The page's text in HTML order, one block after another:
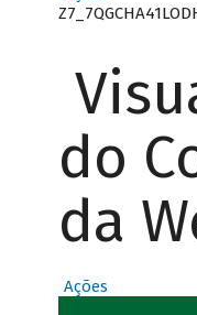
do
da
Ações